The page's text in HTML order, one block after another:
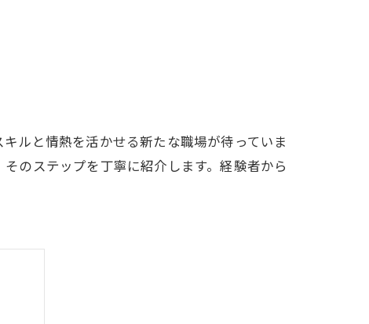
ルと情熱を活かせる新たな職場が待っていま
のステップを丁寧に紹介します。経験者から